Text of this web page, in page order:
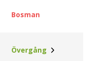
Bosman
Övergång